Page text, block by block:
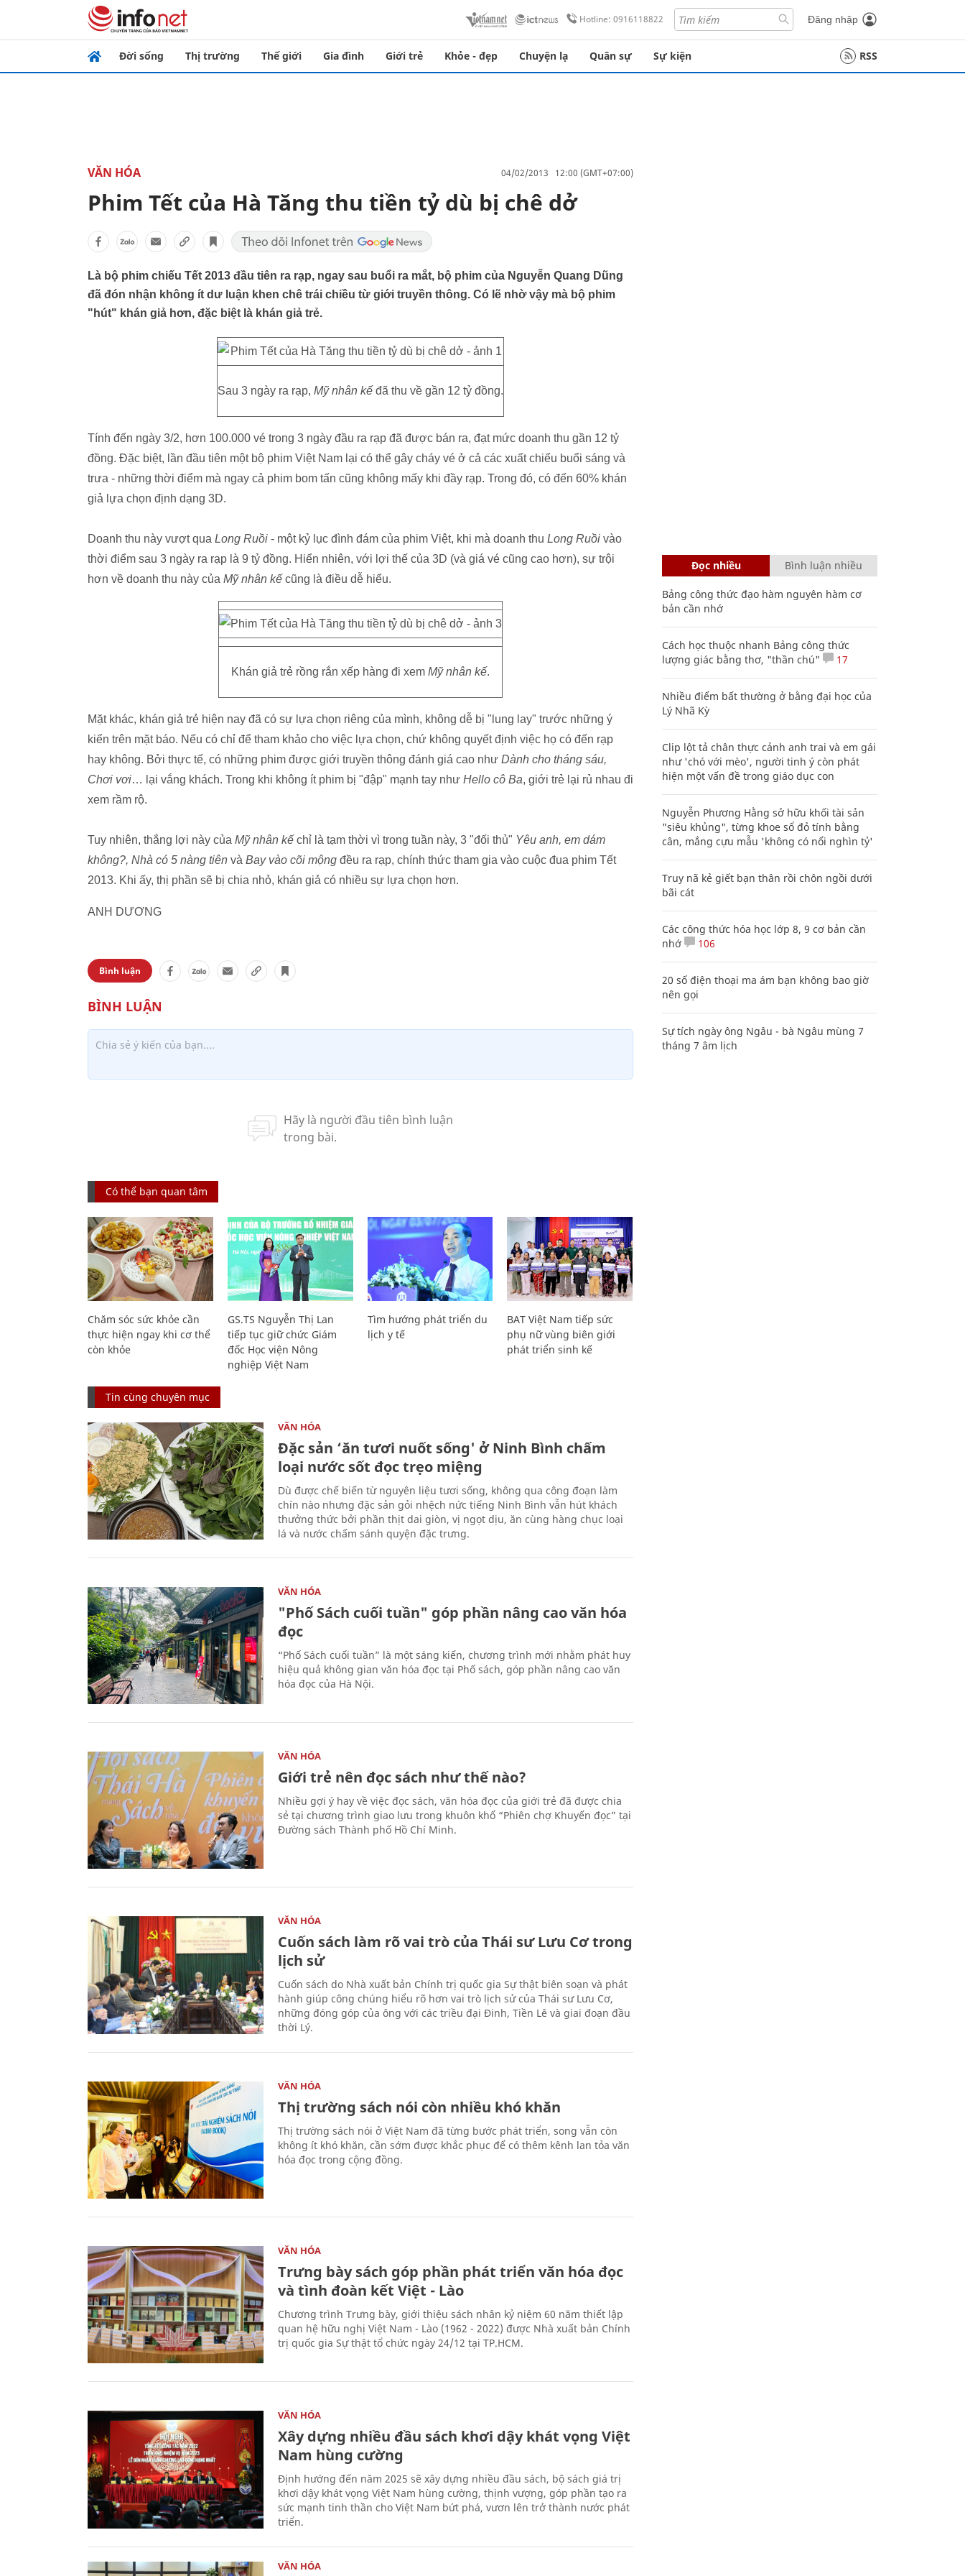
Hotline: 0916118822 Đăng nhập
Đời sống Thị trường Thế giới Gia đình Giới trẻ Khỏe - đẹp Chuyện lạ Quân sự Sự kiện RSS
VĂN HÓA 04/02/2013 12:00 (GMT+07:00)
Phim Tết của Hà Tăng thu tiền tỷ dù bị chê dở
Là bộ phim chiếu Tết 2013 đầu tiên ra rạp, ngay sau buổi ra mắt, bộ phim của Nguyễn Quang Dũng
đã đón nhận không ít dư luận khen chê trái chiều từ giới truyền thông. Có lẽ nhờ vậy mà bộ phim
"hút" khán giả hơn, đặc biệt là khán giả trẻ.
Sau 3 ngày ra rạp, Mỹ nhân kế đã thu về gần 12 tỷ đồng.
Tính đến ngày 3/2, hơn 100.000 vé trong 3 ngày đầu ra rạp đã được bán ra, đạt mức doanh thu gần 12 tỷ
đồng. Đặc biệt, lần đầu tiên một bộ phim Việt Nam lại có thể gây cháy vé ở cả các xuất chiếu buổi sáng và
trưa - những thời điểm mà ngay cả phim bom tấn cũng không mấy khi đầy rạp. Trong đó, có đến 60% khán
giả lựa chọn định dạng 3D.
Doanh thu này vượt qua Long Ruồi - một kỷ lục đình đám của phim Việt, khi mà doanh thu Long Ruồi vào
thời điểm sau 3 ngày ra rạp là 9 tỷ đồng. Hiển nhiên, với lợi thế của 3D (và giá vé cũng cao hơn), sự trội
hơn về doanh thu này của Mỹ nhân kế cũng là điều dễ hiểu.
Khán giả trẻ rồng rắn xếp hàng đi xem Mỹ nhân kế.
Mặt khác, khán giả trẻ hiện nay đã có sự lựa chọn riêng của mình, không dễ bị "lung lay" trước những ý
kiến trên mặt báo. Nếu có chỉ để tham khảo cho việc lựa chọn, chứ không quyết định việc họ có đến rạp
hay không. Bởi thực tế, có những phim được giới truyền thông đánh giá cao như Dành cho tháng sáu,
Chơi vơi… lại vắng khách. Trong khi không ít phim bị "đập" mạnh tay như Hello cô Ba, giới trẻ lại rủ nhau đi
xem rầm rộ.
Tuy nhiên, thắng lợi này của Mỹ nhân kế chỉ là tạm thời vì trong tuần này, 3 "đối thủ" Yêu anh, em dám
không?, Nhà có 5 nàng tiên và Bay vào cõi mộng đều ra rạp, chính thức tham gia vào cuộc đua phim Tết
2013. Khi ấy, thị phần sẽ bị chia nhỏ, khán giả có nhiều sự lựa chọn hơn.
ANH DƯƠNG
Bình luận
Có thể bạn quan tâm
Chăm sóc sức khỏe cần
thực hiện ngay khi cơ thể
còn khỏe
GS.TS Nguyễn Thị Lan
tiếp tục giữ chức Giám
đốc Học viện Nông
nghiệp Việt Nam
Tìm hướng phát triển du
lịch y tế
BAT Việt Nam tiếp sức
phụ nữ vùng biên giới
phát triển sinh kế
Tin cùng chuyên mục
VĂN HÓA
Đặc sản ‘ăn tươi nuốt sống' ở Ninh Bình chấm
loại nước sốt đọc trẹo miệng
Dù được chế biến từ nguyên liệu tươi sống, không qua công đoạn làm
chín nào nhưng đặc sản gỏi nhệch nức tiếng Ninh Bình vẫn hút khách
thưởng thức bởi phần thịt dai giòn, vị ngọt dịu, ăn cùng hàng chục loại
lá và nước chấm sánh quyện đặc trưng.
VĂN HÓA
"Phố Sách cuối tuần" góp phần nâng cao văn hóa
đọc
“Phố Sách cuối tuần” là một sáng kiến, chương trình mới nhằm phát huy
hiệu quả không gian văn hóa đọc tại Phố sách, góp phần nâng cao văn
hóa đọc của Hà Nội.
VĂN HÓA
Giới trẻ nên đọc sách như thế nào?
Nhiều gợi ý hay về việc đọc sách, văn hóa đọc của giới trẻ đã được chia
sẻ tại chương trình giao lưu trong khuôn khổ “Phiên chợ Khuyến đọc” tại
Đường sách Thành phố Hồ Chí Minh.
VĂN HÓA
Cuốn sách làm rõ vai trò của Thái sư Lưu Cơ trong
lịch sử
Cuốn sách do Nhà xuất bản Chính trị quốc gia Sự thật biên soạn và phát
hành giúp công chúng hiểu rõ hơn vai trò lịch sử của Thái sư Lưu Cơ,
những đóng góp của ông với các triều đại Đinh, Tiền Lê và giai đoạn đầu
thời Lý.
VĂN HÓA
Thị trường sách nói còn nhiều khó khăn
Thị trường sách nói ở Việt Nam đã từng bước phát triển, song vẫn còn
không ít khó khăn, cần sớm được khắc phục để có thêm kênh lan tỏa văn
hóa đọc trong cộng đồng.
VĂN HÓA
Trưng bày sách góp phần phát triển văn hóa đọc
và tình đoàn kết Việt - Lào
Chương trình Trưng bày, giới thiệu sách nhân kỷ niệm 60 năm thiết lập
quan hệ hữu nghị Việt Nam - Lào (1962 - 2022) được Nhà xuất bản Chính
trị quốc gia Sự thật tổ chức ngày 24/12 tại TP.HCM.
VĂN HÓA
Xây dựng nhiều đầu sách khơi dậy khát vọng Việt
Nam hùng cường
Định hướng đến năm 2025 sẽ xây dựng nhiều đầu sách, bộ sách giá trị
khơi dậy khát vọng Việt Nam hùng cường, thịnh vượng, góp phần tạo ra
sức mạnh tinh thần cho Việt Nam bứt phá, vươn lên trở thành nước phát
triển.
VĂN HÓA
Đọc nhiều Bình luận nhiều
Bảng công thức đạo hàm nguyên hàm cơ
bản cần nhớ
Cách học thuộc nhanh Bảng công thức
lượng giác bằng thơ, "thần chú"
17
Nhiều điểm bất thường ở bằng đại học của
Lý Nhã Kỳ
Clip lột tả chân thực cảnh anh trai và em gái
như 'chó với mèo', người tinh ý còn phát
hiện một vấn đề trong giáo dục con
Nguyễn Phương Hằng sở hữu khối tài sản
"siêu khủng", từng khoe sổ đỏ tính bằng
cân, mắng cựu mẫu 'không có nổi nghìn tỷ'
Truy nã kẻ giết bạn thân rồi chôn ngồi dưới
bãi cát
Các công thức hóa học lớp 8, 9 cơ bản cần
nhớ
106
20 số điện thoại ma ám bạn không bao giờ
nên gọi
Sự tích ngày ông Ngâu - bà Ngâu mùng 7
tháng 7 âm lịch